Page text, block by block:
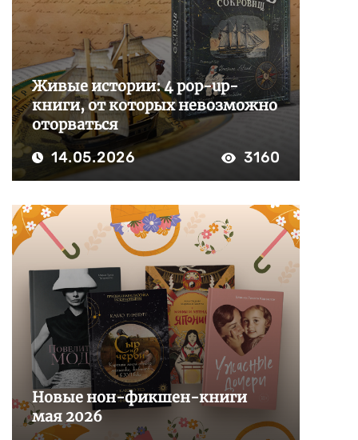
Живые истории: 4 pop-up-
книги, от которых невозможно
оторваться
14.05.2026 3160
Новые нон-фикшен-книги
мая 2026